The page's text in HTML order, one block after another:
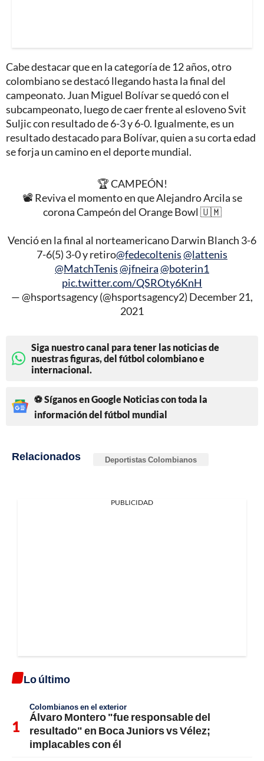
Cabe destacar que en la categoría de 12 años, otro
colombiano se destacó llegando hasta la final del
campeonato. Juan Miguel Bolívar se quedó con el
subcampeonato, luego de caer frente al esloveno Svit
Suljic con resultado de 6-3 y 6-0. Igualmente, es un
resultado destacado para Bolívar, quien a su corta edad
se forja un camino en el deporte mundial.
🏆 CAMPEÓN!
📽️ Reviva el momento en que Alejandro Arcila se
corona Campeón del Orange Bowl 🇺🇲
Venció en la final al norteamericano Darwin Blanch 3-6
7-6(5) 3-0 y retiro@fedecoltenis@lattenis
@MatchTenis@jfneira@boterin1
pic.twitter.com/QSROty6KnH
— @hsportsagency (@hsportsagency2) December 21,
2021
Siga nuestro canal para tener las noticias de
nuestras figuras, del fútbol colombiano e
internacional.
⚽ Síganos en Google Noticias con toda la
información del fútbol mundial
Relacionados Deportistas Colombianos
PUBLICIDAD
Lo último
Colombianos en el exterior
Álvaro Montero "fue responsable del
resultado" en Boca Juniors vs Vélez;
implacables con él